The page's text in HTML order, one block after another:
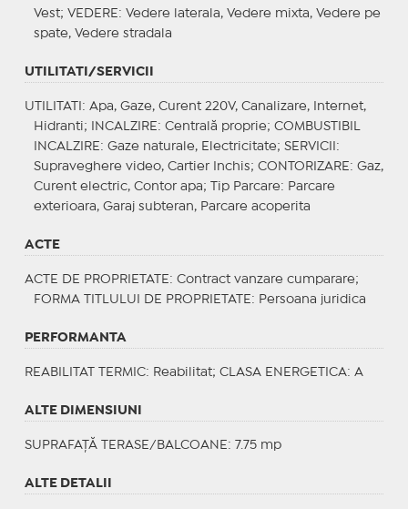
Vest; VEDERE : Vedere laterala, Vedere mixta, Vedere pe
spate, Vedere stradala
UTILITATI/SERVICII
UTILITATI : Apa, Gaze, Curent 220V, Canalizare, Internet,
Hidranti;
INCALZIRE : Centrală proprie; COMBUSTIBIL
INCALZIRE : Gaze naturale, Electricitate; SERVICII :
Supraveghere video, Cartier Inchis; CONTORIZARE : Gaz,
Curent electric, Contor apa;
Tip Parcare: Parcare
exterioara, Garaj subteran, Parcare acoperita
ACTE
ACTE DE PROPRIETATE : Contract vanzare cumparare;
FORMA TITLULUI DE PROPRIETATE : Persoana juridica
PERFORMANTA
REABILITAT TERMIC: Reabilitat; CLASA ENERGETICA: A
ALTE DIMENSIUNI
SUPRAFAȚĂ TERASE/BALCOANE: 7.75 mp
ALTE DETALII